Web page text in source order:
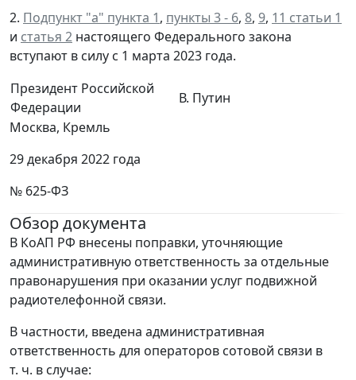
2. Подпункт "а" пункта 1, пункты 3 - 6, 8, 9, 11 статьи 1
и статья 2 настоящего Федерального закона
вступают в силу с 1 марта 2023 года.
Президент Российской
Федерации
В. Путин
Москва, Кремль
29 декабря 2022 года
№ 625-ФЗ
Обзор документа
В КоАП РФ внесены поправки, уточняющие
административную ответственность за отдельные
правонарушения при оказании услуг подвижной
радиотелефонной связи.
В частности, введена административная
ответственность для операторов сотовой связи в
т. ч. в случае: